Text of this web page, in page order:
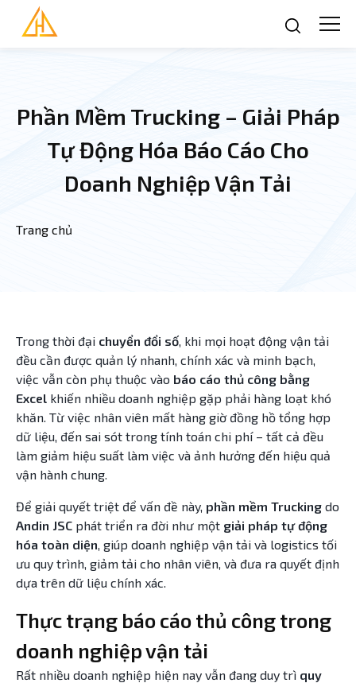
Nhảy đến nội dung
Phần Mềm Trucking – Giải Pháp
Tự Động Hóa Báo Cáo Cho
Doanh Nghiệp Vận Tải
Bạn đang ở đây
Trang chủ
Trong thời đại chuyển đổi số, khi mọi hoạt động vận tải
đều cần được quản lý nhanh, chính xác và minh bạch,
việc vẫn còn phụ thuộc vào báo cáo thủ công bằng
Excel khiến nhiều doanh nghiệp gặp phải hàng loạt khó
khăn. Từ việc nhân viên mất hàng giờ đồng hồ tổng hợp
dữ liệu, đến sai sót trong tính toán chi phí – tất cả đều
làm giảm hiệu suất làm việc và ảnh hưởng đến hiệu quả
vận hành chung.
Để giải quyết triệt để vấn đề này, phần mềm Trucking do
Andin JSC phát triển ra đời như một giải pháp tự động
hóa toàn diện, giúp doanh nghiệp vận tải và logistics tối
ưu quy trình, giảm tải cho nhân viên, và đưa ra quyết định
dựa trên dữ liệu chính xác.
Thực trạng báo cáo thủ công trong
doanh nghiệp vận tải
Rất nhiều doanh nghiệp hiện nay vẫn đang duy trì quy